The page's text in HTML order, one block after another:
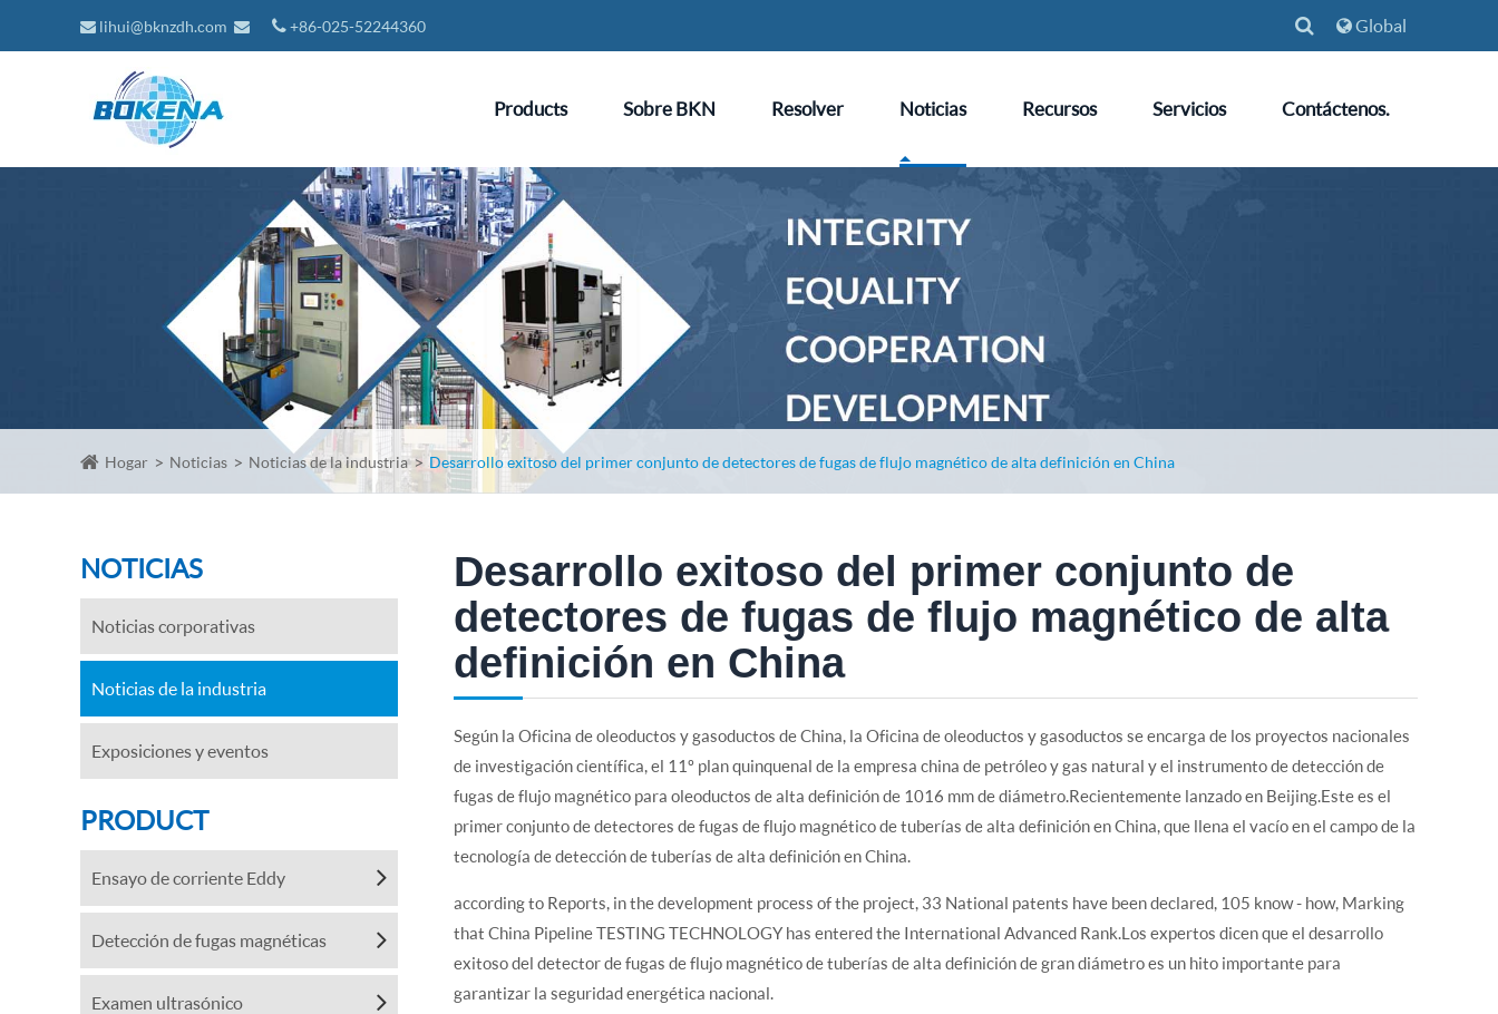
lihui@bknzdh.com +86-025-52244360 Global
Products Sobre BKN Resolver Noticias Recursos Servicios Contáctenos.
Hogar Noticias Noticias de la industria Desarrollo exitoso del primer conjunto de detectores de fugas de flujo magnético de alta definición en China
NOTICIAS
Noticias corporativas
Noticias de la industria
Exposiciones y eventos
PRODUCT
Ensayo de corriente Eddy
Detección de fugas magnéticas
Examen ultrasónico
Desarrollo exitoso del primer conjunto de
detectores de fugas de flujo magnético de alta
definición en China
Según la Oficina de oleoductos y gasoductos de China, la Oficina de oleoductos y gasoductos se encarga de los proyectos nacionales
de investigación científica, el 11º plan quinquenal de la empresa china de petróleo y gas natural y el instrumento de detección de
fugas de flujo magnético para oleoductos de alta definición de 1016 mm de diámetro.Recientemente lanzado en Beijing.Este es el
primer conjunto de detectores de fugas de flujo magnético de tuberías de alta definición en China, que llena el vacío en el campo de la
tecnología de detección de tuberías de alta definición en China.
according to Reports, in the development process of the project, 33 National patents have been declared, 105 know - how, Marking
that China Pipeline TESTING TECHNOLOGY has entered the International Advanced Rank.Los expertos dicen que el desarrollo
exitoso del detector de fugas de flujo magnético de tuberías de alta definición de gran diámetro es un hito importante para
garantizar la seguridad energética nacional.